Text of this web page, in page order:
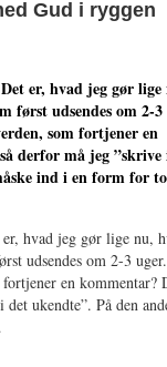
Gud i ryggen
er, hvad jeg gør
først udsendes om 2-
som fortjener en
derfor må jeg
ind i en form for
hvad jeg gør lige nu,
udsendes om 2-3
en kommentar?
ukendte”. På den